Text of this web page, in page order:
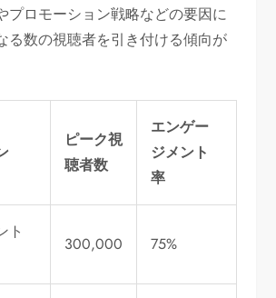
プロモーション戦略などの要因に
る数の視聴者を引き付ける傾向が
ピーク視
聴者数
エンゲー
ジメント
率
ト
300,000 75%